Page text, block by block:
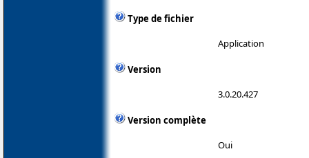
Type de fichier
Application
Version
3.0.20.427
Version complète
Oui